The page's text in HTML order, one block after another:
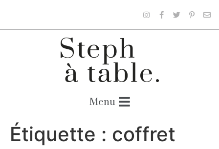
Étiquette : coffret